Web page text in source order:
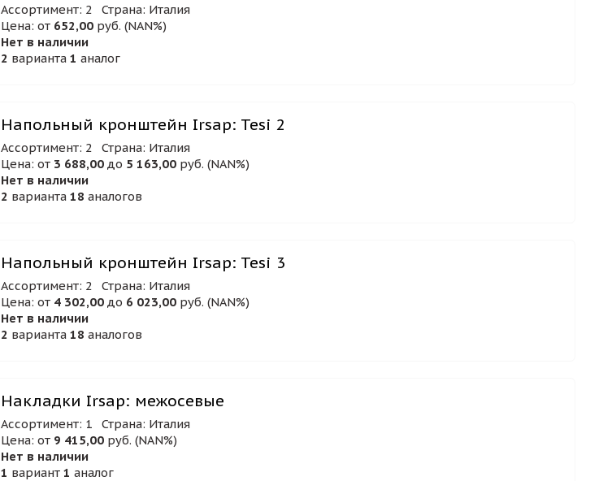
Ассортимент: 2
Страна: Италия
Цена: от 652,00 руб. (NAN%)
Нет в наличии
2 варианта1 аналог
Напольный кронштейн Irsap: Tesi 2
Ассортимент: 2
Страна: Италия
Цена: от 3 688,00 до 5 163,00 руб. (NAN%)
Нет в наличии
2 варианта18 аналогов
Напольный кронштейн Irsap: Tesi 3
Ассортимент: 2
Страна: Италия
Цена: от 4 302,00 до 6 023,00 руб. (NAN%)
Нет в наличии
2 варианта18 аналогов
Накладки Irsap: межосевые
Ассортимент: 1
Страна: Италия
Цена: от 9 415,00 руб. (NAN%)
Нет в наличии
1 вариант1 аналог